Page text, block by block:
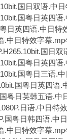
国日双语.中
国粤日英四
日英四语.中日特
.中日特效字幕
国日
国粤日英四
国粤日三语.
国粤日英四语.
粤日英韩五语.中
日语.中日特
国粤日韩四语.中
.中日特效字幕